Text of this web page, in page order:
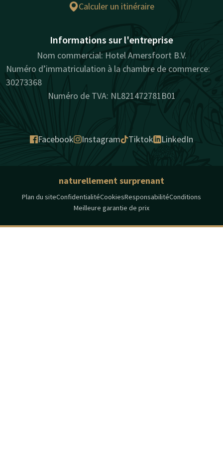
Calculer un itinéraire
Informations sur l'entreprise
Nom commercial: Hotel Amersfoort B.V.
Numéro d’immatriculation à la chambre de commerce:
30273368
Numéro de TVA: NL821472781B01
Facebook Instagram Tiktok LinkedIn
naturellement surprenant
Plan du siteConfidentialitéCookiesResponsabilitéConditions
Meilleure garantie de prix